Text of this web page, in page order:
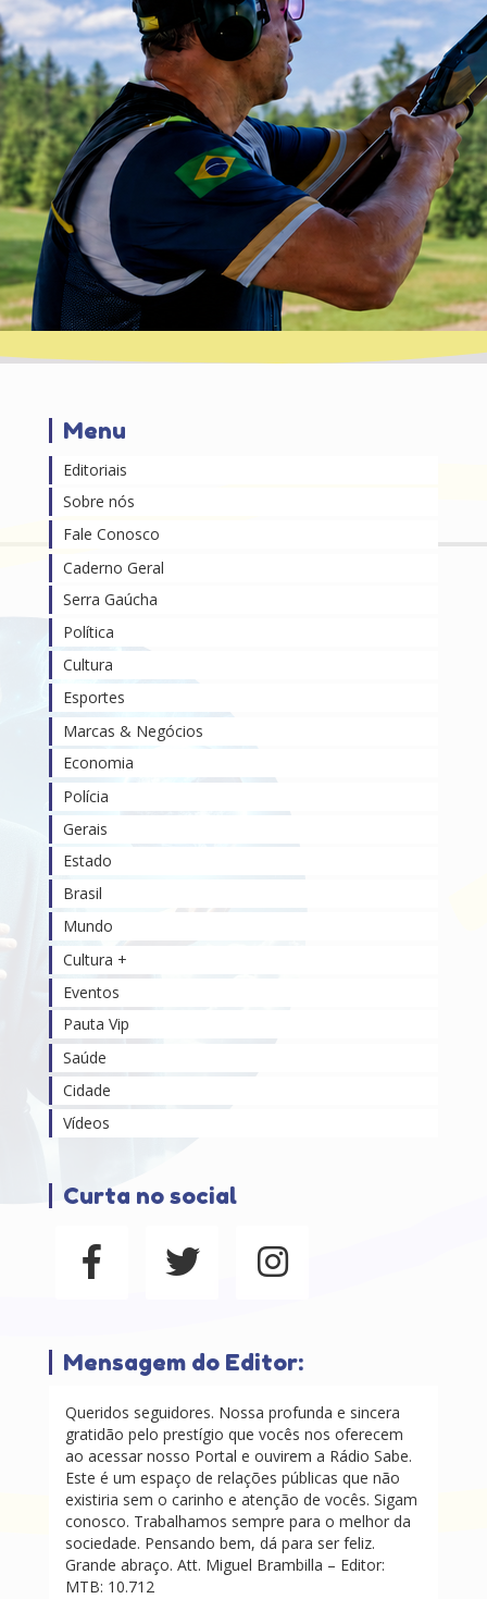
Menu
Editoriais
Sobre nós
Fale Conosco
Caderno Geral
Serra Gaúcha
Política
Cultura
Esportes
Marcas & Negócios
Economia
Polícia
Gerais
Estado
Brasil
Mundo
Cultura +
Eventos
Pauta Vip
Saúde
Cidade
Vídeos
Curta no social
Mensagem do Editor:
Queridos seguidores. Nossa profunda e sincera
gratidão pelo prestígio que vocês nos oferecem
ao acessar nosso Portal e ouvirem a Rádio Sabe.
Este é um espaço de relações públicas que não
existiria sem o carinho e atenção de vocês. Sigam
conosco. Trabalhamos sempre para o melhor da
sociedade. Pensando bem, dá para ser feliz.
Grande abraço. Att. Miguel Brambilla – Editor:
MTB: 10.712